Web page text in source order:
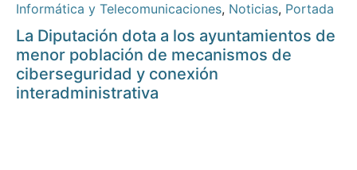
Informática y Telecomunicaciones, Noticias, Portada
La Diputación dota a los ayuntamientos de
menor población de mecanismos de
ciberseguridad y conexión
interadministrativa